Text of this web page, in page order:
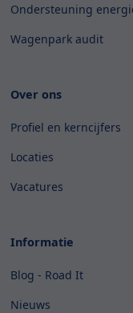
Ondersteuning
Wagenpark audit
Over ons
Profiel en kerncijfers
Locaties
Vacatures
Informatie
Blog - Road It
Nieuws